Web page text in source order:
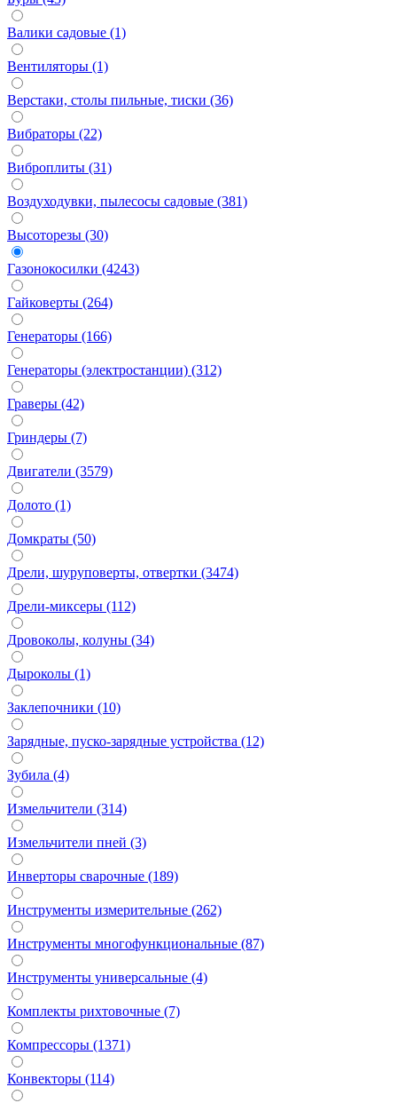
Валики садовые (1)
Вентиляторы (1)
Верстаки, столы пильные, тиски (36)
Вибраторы (22)
Виброплиты (31)
Воздуходувки, пылесосы садовые (381)
Высоторезы (30)
Газонокосилки (4243)
Гайковерты (264)
Генераторы (166)
Генераторы (электростанции) (312)
Граверы (42)
Гриндеры (7)
Двигатели (3579)
Долото (1)
Домкраты (50)
Дрели, шуруповерты, отвертки (3474)
Дрели-миксеры (112)
Дровоколы, колуны (34)
Дыроколы (1)
Заклепочники (10)
Зарядные, пуско-зарядные устройства (12)
Зубила (4)
Измельчители (314)
Измельчители пней (3)
Инверторы сварочные (189)
Инструменты измерительные (262)
Инструменты многофункциональные (87)
Инструменты универсальные (4)
Комплекты рихтовочные (7)
Компрессоры (1371)
Конвекторы (114)